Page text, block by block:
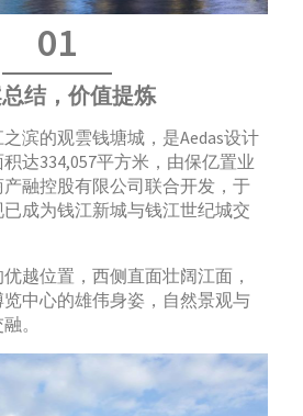
01
结，价值提炼
滨的观雲钱塘城，是Aedas设计
达334,057平方米，由保亿置业
融控股有限公司联合开发，于
成为钱江新城与钱江世纪城交
越位置，西侧直面壮阔江面，
中心的雄伟身姿，自然景观与
。